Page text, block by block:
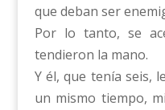
que deban ser
Por lo tanto, se
tendieron la mano.
Y él, que tenía seis,
un mismo tiempo,